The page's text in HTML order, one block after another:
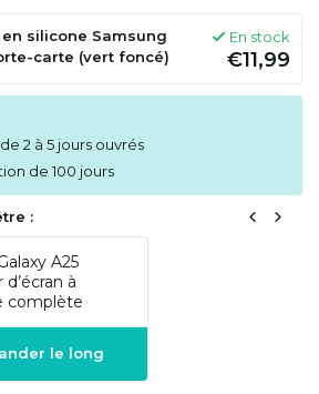
silicone Samsung
carte (vert foncé)
En stock
€11,99
2 à 5 jours ouvrés
de 100 jours
:
A25
à
complète
le long